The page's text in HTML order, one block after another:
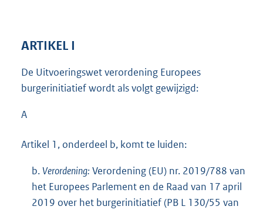
ARTIKEL I
De Uitvoeringswet verordening Europees
burgerinitiatief wordt als volgt gewijzigd:
A
Artikel 1, onderdeel b, komt te luiden:
b.Verordening: Verordening (EU) nr. 2019/788 van
het Europees Parlement en de Raad van 17 april
2019 over het burgerinitiatief (PB L 130/55 van